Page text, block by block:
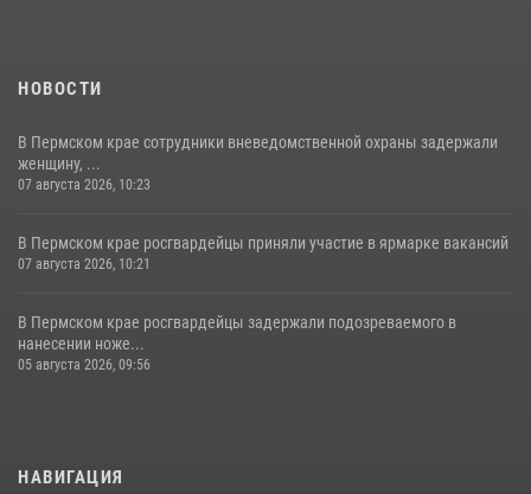
НОВОСТИ
В Пермском крае сотрудники вневедомственной охраны задержали
женщину, ...
07 августа 2026, 10:23
В Пермском крае росгвардейцы приняли участие в ярмарке вакансий
07 августа 2026, 10:21
В Пермском крае росгвардейцы задержали подозреваемого в
нанесении ноже...
05 августа 2026, 09:56
НАВИГАЦИЯ